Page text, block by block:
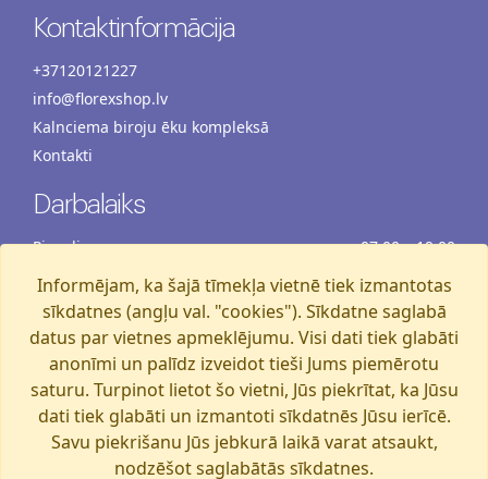
Kontaktinformācija
+37120121227
info@florexshop.lv
Kalnciema biroju ēku kompleksā
Kontakti
Darbalaiks
Pirmdiena
07:00 – 19:00
Otrdiena
07:00 – 19:00
Trešdiena
07:00 – 19:00
Ceturtdiena
07:00 – 19:00
Piektdiena
07:00 – 19:00
Sestdiena
07:00 – 19:00
Svētdiena
07:00 – 15:00
Informējam, ka šajā tīmekļa vietnē tiek izmantotas
sīkdatnes (angļu val. "cookies"). Sīkdatne saglabā
datus par vietnes apmeklējumu. Visi dati tiek glabāti
anonīmi un palīdz izveidot tieši Jums piemērotu
saturu. Turpinot lietot šo vietni, Jūs piekrītat, ka Jūsu
dati tiek glabāti un izmantoti sīkdatnēs Jūsu ierīcē.
Savu piekrišanu Jūs jebkurā laikā varat atsaukt,
nodzēšot saglabātās sīkdatnes.